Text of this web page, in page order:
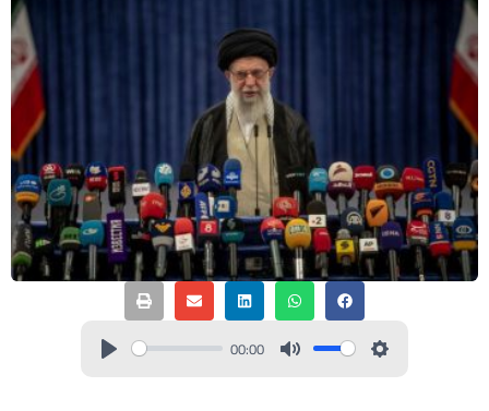
00:00